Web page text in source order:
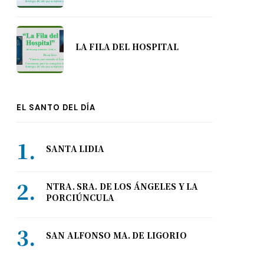
LA FILA DEL HOSPITAL
EL SANTO DEL DÍA
SANTA LIDIA
NTRA. SRA. DE LOS ÁNGELES Y LA
PORCIÚNCULA
SAN ALFONSO MA. DE LIGORIO